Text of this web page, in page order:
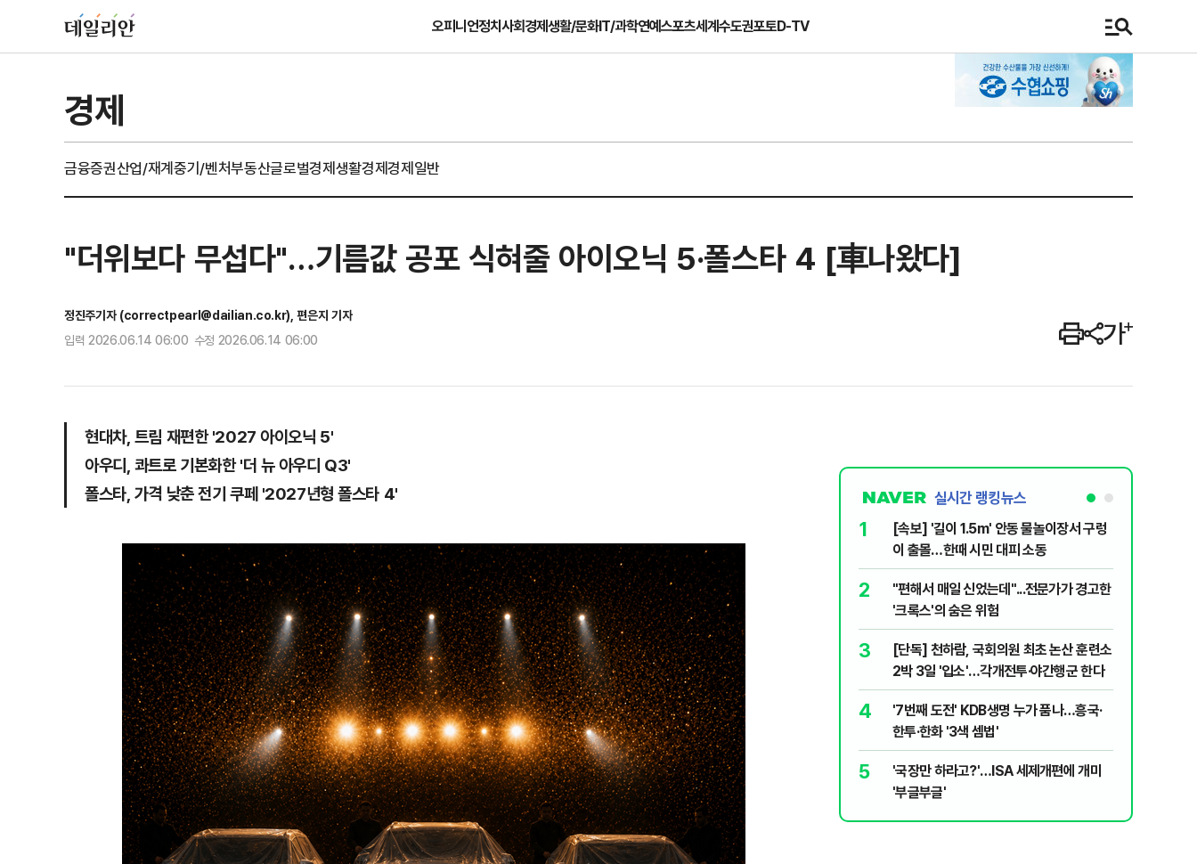
오피니언정치사회경제생활/문화IT/과학연예스포츠세계수도권포토D-TV
경제
금융증권산업/재계중기/벤처부동산글로벌경제생활경제경제일반
"더위보다 무섭다"…기름값 공포 식혀줄 아이오닉 5·폴스타 4 [車나왔다]
정진주기자 (correctpearl@dailian.co.kr), 편은지 기자
입력 2026.06.14 06:00 수정 2026.06.14 06:00
현대차, 트림 재편한 '2027 아이오닉 5'
아우디, 콰트로 기본화한 '더 뉴 아우디 Q3'
폴스타, 가격 낮춘 전기 쿠페 '2027년형 폴스타 4'
실시간 랭킹뉴스
1
[속보] '길이 1.5m' 안동 물놀이장서 구렁
이 출몰…한때 시민 대피 소동
2
"편해서 매일 신었는데"...전문가가 경고한
'크록스'의 숨은 위험
3
[단독] 천하람, 국회의원 최초 논산 훈련소
2박 3일 '입소'…각개전투·야간행군 한다
4
'7번째 도전' KDB생명 누가 품나…흥국·
한투·한화 '3색 셈법'
5
'국장만 하라고?'…ISA 세제개편에 개미
'부글부글'